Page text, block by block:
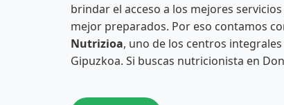
brindar el acceso a los mejores
mejor preparados. Por eso contamos
Nutrizioa, uno de los centros
Gipuzkoa. Si buscas nutricionista en